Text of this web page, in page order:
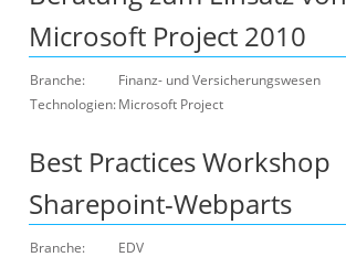
Microsoft Project 2010
Branche:
Finanz- und Versicherungswesen
Technologien:Microsoft Project
Best Practices Workshop
Sharepoint-Webparts
Branche:
EDV